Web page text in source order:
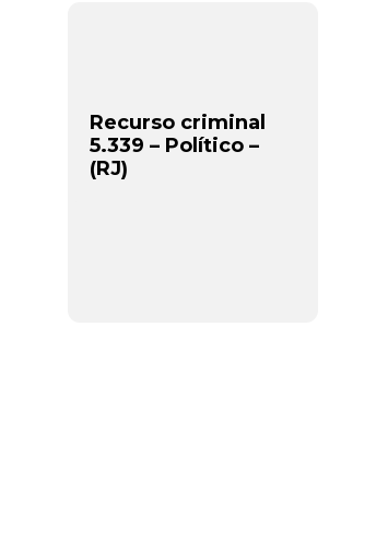
Recurso criminal
5.339 – Político –
(RJ)